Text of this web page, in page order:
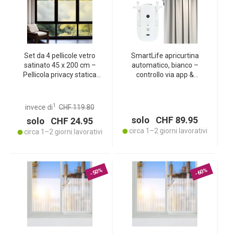
Set da 4 pellicole vetro
satinato 45 x 200 cm –
Pellicola privacy statica
rimovibile senza residui
invece di1 CHF 119.80
solo CHF 24.95
circa 1–2 giorni lavorativi
SmartLife apricurtina
automatico, bianco –
controllo via app &
solo CHF 89.95
circa 1–2 giorni lavorativi
-50% -60%